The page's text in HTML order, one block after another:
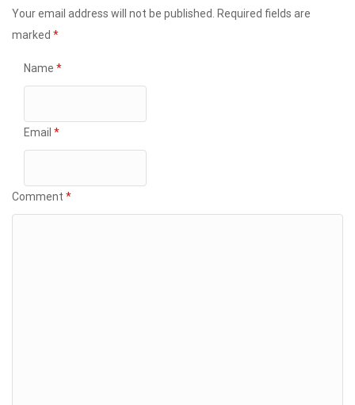
Your email address will not be published.
Required fields are
marked *
Name *
Email *
Comment *